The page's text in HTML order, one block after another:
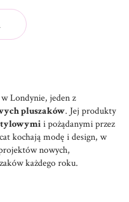
Londynie, jeden z
pluszaków. Jej produkty
i pożądanymi przez
kochają modę i design, w
nowych,
każdego roku.